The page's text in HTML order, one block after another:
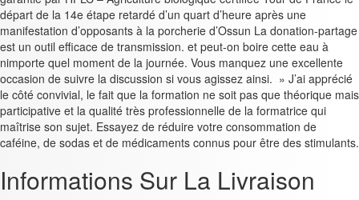
départ de la 14e étape retardé d’un quart d’heure après une
manifestation d’opposants à la porcherie d’Ossun La donation-partage
est un outil efficace de transmission. et peut-on boire cette eau à
nimporte quel moment de la journée. Vous manquez une excellente
occasion de suivre la discussion si vous agissez ainsi. » J’ai apprécié
le côté convivial, le fait que la formation ne soit pas que théorique mais
participative et la qualité très professionnelle de la formatrice qui
maîtrise son sujet. Essayez de réduire votre consommation de
caféine, de sodas et de médicaments connus pour être des stimulants.
Informations Sur La Livraison